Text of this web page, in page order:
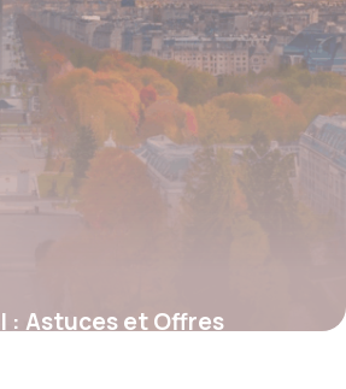
: Astuces et Offres